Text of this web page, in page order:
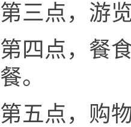
第三点，游
第四点，餐
餐。
第五点，购